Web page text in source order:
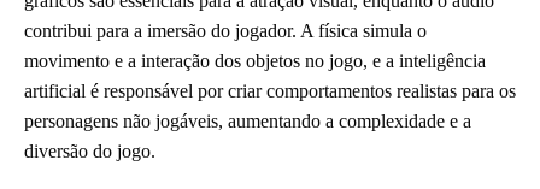
contribui para a imersão do jogador. A física simula o
movimento e a interação dos objetos no jogo, e a inteligência
artificial é responsável por criar comportamentos realistas para os
personagens não jogáveis, aumentando a complexidade e a
diversão do jogo.